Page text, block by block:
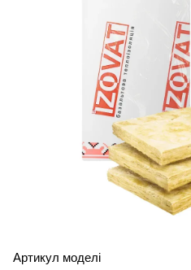
Артикул моделі